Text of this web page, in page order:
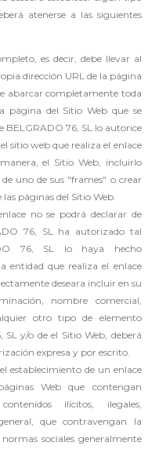
atenerse a las siguientes
es decir, debe llevar al
dirección URL de la página
abarcar completamente toda
página del Sitio Web que se
BELGRADO 76, SL lo autorice
sitio web que realiza el enlace
el Sitio Web, incluirlo
uno de sus "frames" o crear
páginas del Sitio Web.
no se podrá declarar de
76, SL ha autorizado tal
76, SL lo haya hecho
entidad que realiza el enlace
deseara incluir en su
nombre comercial,
otro tipo de elemento
y/o de el Sitio Web, deberá
expresa y por escrito.
establecimiento de un enlace
Web que contengan
ilícitos, ilegales,
que contravengan la
sociales generalmente